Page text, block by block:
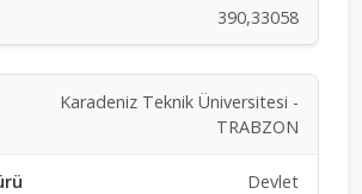
390,33058
Karadeniz Teknik Üniversitesi -
TRABZON
Devlet